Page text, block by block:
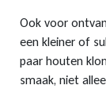
Ook voor
een kleiner of
paar houten
smaak, niet